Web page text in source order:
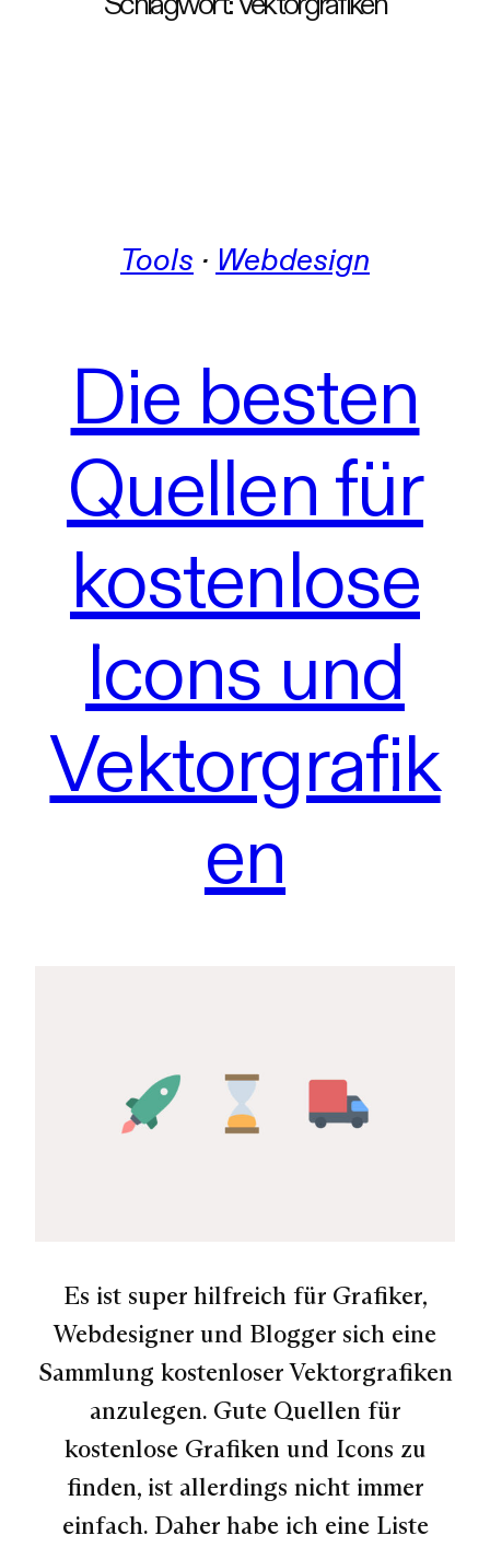
Tools · Webdesign
Die besten
Quellen für
kostenlose
Icons und
Vektorgrafik
en
Es ist super hilfreich für Grafiker,
Webdesigner und Blogger sich eine
Sammlung kostenloser Vektorgrafiken
anzulegen. Gute Quellen für
kostenlose Grafiken und Icons zu
finden, ist allerdings nicht immer
einfach. Daher habe ich eine Liste